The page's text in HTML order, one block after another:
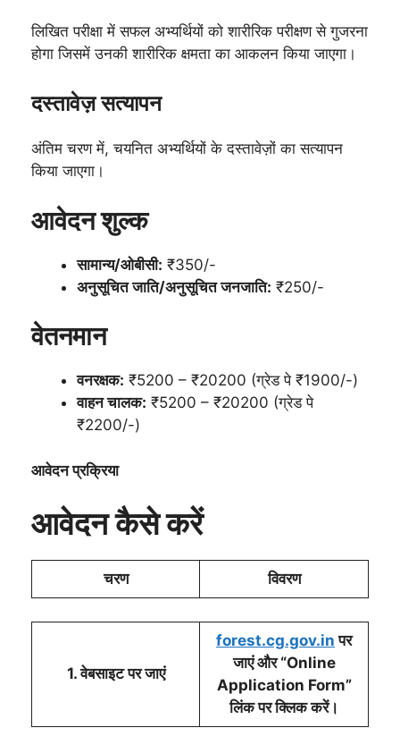
लिखित परीक्षा में सफल अभ्यर्थियों को शारीरिक परीक्षण से गुजरना
होगा जिसमें उनकी शारीरिक क्षमता का आकलन किया जाएगा।
दस्तावेज़ सत्यापन
अंतिम चरण में, चयनित अभ्यर्थियों के दस्तावेज़ों का सत्यापन
किया जाएगा।
आवेदन शुल्क
सामान्य/ओबीसी: ₹350/-
अनुसूचित जाति/अनुसूचित जनजाति: ₹250/-
वेतनमान
वनरक्षक: ₹5200 – ₹20200 (ग्रेड पे ₹1900/-)
वाहन चालक: ₹5200 – ₹20200 (ग्रेड पे
₹2200/-)
आवेदन प्रक्रिया
आवेदन कैसे करें
चरण विवरण
1. वेबसाइट पर जाएं
forest.cg.gov.in पर
जाएं और “Online
Application Form”
लिंक पर क्लिक करें।